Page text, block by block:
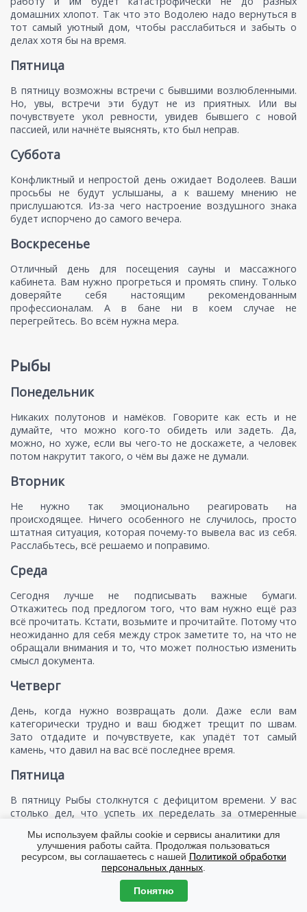
домашних хлопот. Так что это Водолею надо вернуться в
тот самый уютный дом, чтобы расслабиться и забыть о
делах хотя бы на время.
Пятница
В пятницу возможны встречи с бывшими возлюбленными.
Но, увы, встречи эти будут не из приятных. Или вы
почувствуете укол ревности, увидев бывшего с новой
пассией, или начнёте выяснять, кто был неправ.
Суббота
Конфликтный и непростой день ожидает Водолеев. Ваши
просьбы не будут услышаны, а к вашему мнению не
прислушаются. Из-за чего настроение воздушного знака
будет испорчено до самого вечера.
Воскресенье
Отличный день для посещения сауны и массажного
кабинета. Вам нужно прогреться и промять спину. Только
доверяйте себя настоящим рекомендованным
профессионалам. А в бане ни в коем случае не
перегрейтесь. Во всём нужна мера.
Рыбы
Понедельник
Никаких полутонов и намёков. Говорите как есть и не
думайте, что можно кого-то обидеть или задеть. Да,
можно, но хуже, если вы чего-то не доскажете, а человек
потом накрутит такого, о чём вы даже не думали.
Вторник
Не нужно так эмоционально реагировать на
происходящее. Ничего особенного не случилось, просто
штатная ситуация, которая почему-то вывела вас из себя.
Расслабьтесь, всё решаемо и поправимо.
Среда
Сегодня лучше не подписывать важные бумаги.
Откажитесь под предлогом того, что вам нужно ещё раз
всё прочитать. Кстати, возьмите и прочитайте. Потому что
неожиданно для себя между строк заметите то, на что не
обращали внимания и то, что может полностью изменить
смысл документа.
Четверг
День, когда нужно возвращать доли. Даже если вам
категорически трудно и ваш бюджет трещит по швам.
Зато отдадите и почувствуете, как упадёт тот самый
камень, что давил на вас всё последнее время.
Пятница
В пятницу Рыбы столкнутся с дефицитом времени. У вас
столько дел, что успеть их переделать за отмеренные
свои аварийные внутренние резервы и переходить на
экстренное ускорение.
Скучноватая суббота ожидает Рыб. Все ваши планы
Мы используем файлы cookie и сервисы аналитики для
улучшения работы сайта. Продолжая пользоваться
ресурсом, вы соглашаетесь с нашей Политикой обработки
персональных данных
Понятно